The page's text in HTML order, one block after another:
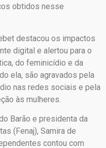
obtidos nesse
destacou os impactos
digital e alertou para o
do feminicídio e da
ela, são agravados pela
nas redes sociais e pela
às mulheres.
Barão e presidenta da
(Fenaj), Samira de
contou com